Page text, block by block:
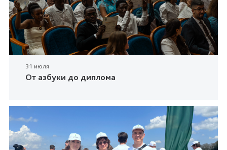
31 июля
От азбуки до диплома